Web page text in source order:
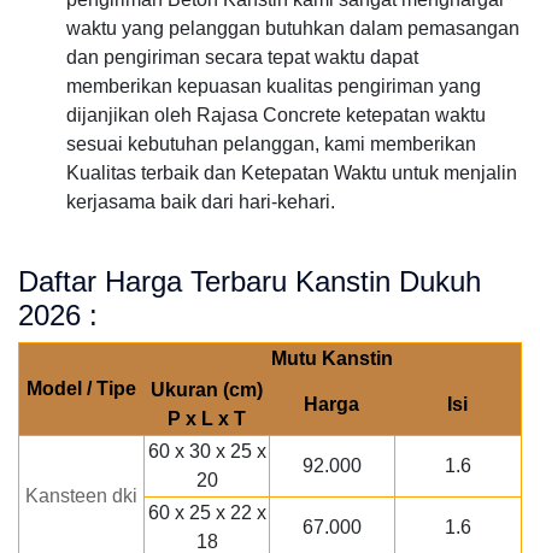
waktu yang pelanggan butuhkan dalam pemasangan
dan pengiriman secara tepat waktu dapat
memberikan kepuasan kualitas pengiriman yang
dijanjikan oleh Rajasa Concrete ketepatan waktu
sesuai kebutuhan pelanggan, kami memberikan
Kualitas terbaik dan Ketepatan Waktu untuk menjalin
kerjasama baik dari hari-kehari.
Daftar Harga Terbaru Kanstin Dukuh
2026 :
Model / Tipe
Mutu Kanstin
Ukuran (cm)
P x L x T
Harga Isi
Kansteen dki
60 x 30 x 25 x
20
92.000 1.6
60 x 25 x 22 x
18
67.000 1.6